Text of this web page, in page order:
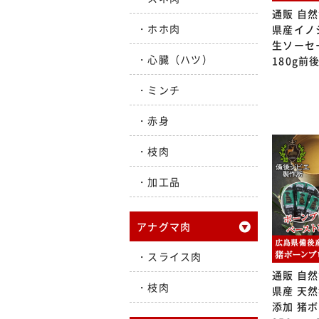
通販 自
県産イ
生ソーセ
180g前
通販 自
県産 天
添加 猪
ホホ肉
心臓（ハツ）
ミンチ
赤身
枝肉
加工品
アナグマ肉
スライス肉
枝肉